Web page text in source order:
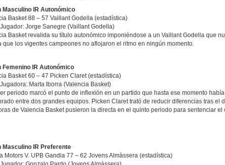
Masculino IR Autonómico
Basket 88 – 57 Vaillant Godella (estadística)
Jorge Sanegre (Vaillant Godella)
Basket revalida su título autonómico imponiéndose a un Vaillant Godella que
que los vigentes campeones no aflojaron el ritmo en ningún momento.
Femenino IR Autonómico
Basket 60 – 47 Picken Claret (estadística)
Marta Iborra (Valencia Basket)
periodo marcó el punto de inflexión en un partido que hasta ese momento
entre dos grandes equipos. Picken Claret trató de reducir diferencias tras el
de Valencia Basket pusieron la directa en el quinto periodo para sentenciar el
Masculino IR Preferente
Motors V. UPB Gandia 77 – 62 Jovens Almàssera (estadística)